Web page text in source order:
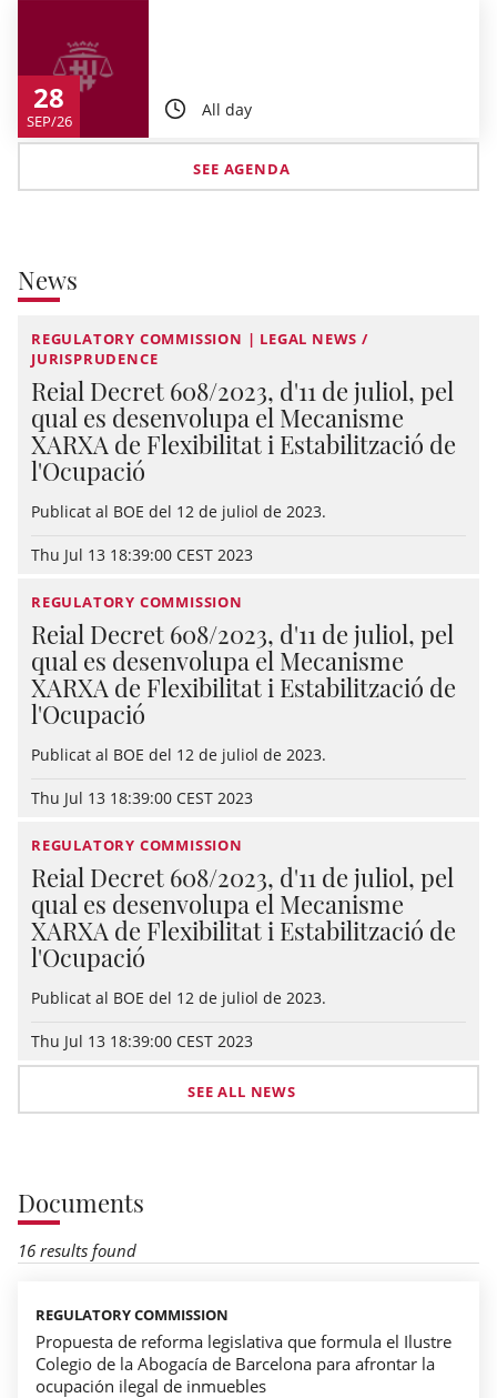
28
SEP/26
All day
SEE AGENDA
News
REGULATORY COMMISSION | LEGAL NEWS /
JURISPRUDENCE
Reial Decret 608/2023, d'11 de juliol, pel
qual es desenvolupa el Mecanisme
XARXA de Flexibilitat i Estabilització de
l'Ocupació
Publicat al BOE del 12 de juliol de 2023.
Thu Jul 13 18:39:00 CEST 2023
REGULATORY COMMISSION
Reial Decret 608/2023, d'11 de juliol, pel
qual es desenvolupa el Mecanisme
XARXA de Flexibilitat i Estabilització de
l'Ocupació
Publicat al BOE del 12 de juliol de 2023.
Thu Jul 13 18:39:00 CEST 2023
REGULATORY COMMISSION
Reial Decret 608/2023, d'11 de juliol, pel
qual es desenvolupa el Mecanisme
XARXA de Flexibilitat i Estabilització de
l'Ocupació
Publicat al BOE del 12 de juliol de 2023.
Thu Jul 13 18:39:00 CEST 2023
SEE ALL NEWS
Documents
16 results found
REGULATORY COMMISSION
Propuesta de reforma legislativa que formula el Ilustre
Colegio de la Abogacía de Barcelona para afrontar la
ocupación ilegal de inmuebles